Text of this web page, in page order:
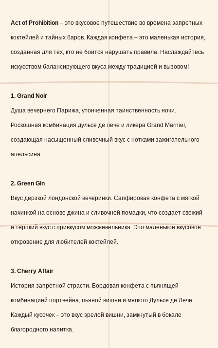
Act of Prohibition – это вкусовое путешествие во времена запретных
коктейлей и тайных баров. Каждая конфета – это маленькая история,
созданная для тех, кто не боится нарушать правила. Наслаждайтесь
искусством балансирующего вкуса между традицией и вызовом!
1. Grand Noir
Душа вечернего Парижа, утонченная таинственность ночи.
Роскошная комбинация дульсе де лече и ликера Grand Marnier,
создающая насыщенный сливочный вкус с нотками зажигательного
апельсина.
2. Green Gin
Вкус дерзкой лондонской вечеринки. Сапфировая конфета с мягкой
начинкой на основе джина и сливочной помадки, что создает свежий
и терпкий вкус с привкусом можжевельника. Это маленькое вкусовое
откровение для любителей коктейлей.
3. Cherry Affair
История запретной страсти. Бордовая конфета с пьянящей
комбинацией портвейна, пьяной вишни и мягкого Дульсе де Лече.
Каждый кусочек – это вкус зрелой вишни, замкнутый в бокале
благородного напитка.